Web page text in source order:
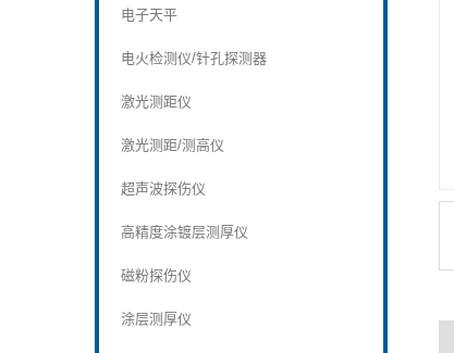
电子天平
电火检测仪/针孔探测器
激光测距仪
激光测距/测高仪
超声波探伤仪
高精度涂镀层测厚仪
磁粉探伤仪
涂层测厚仪